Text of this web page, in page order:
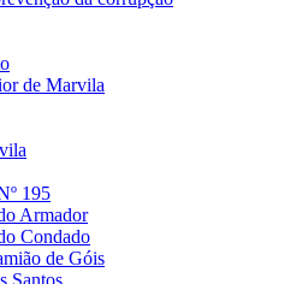
de Marvila
195
Armador
Condado
de Góis
Santos